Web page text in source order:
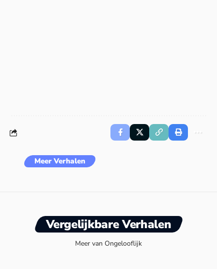
Meer Verhalen
Vergelijkbare Verhalen
Meer van Ongelooflijk